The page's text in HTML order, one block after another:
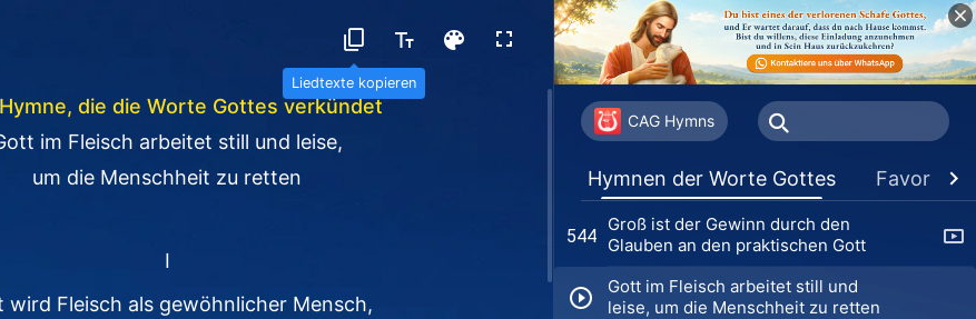
Liedtexte kopieren
die die Worte Gottes verkündet
im Fleisch arbeitet still und leise,
um die Menschheit zu retten
I
wird Fleisch als gewöhnlicher Mensch,
CAG Hymns
Hymnen der Worte Gottes Favoriten
will
538
Der Glaube des Menschen an Gott
ist ein erbärmlicher Anblick
540 Das wertvollste Opfer an Gott
541 So lange du Gott nicht verlässt
544
Groß ist der Gewinn durch den
Glauben an den praktischen Gott
Gott im Fleisch arbeitet still und
leise, um die Menschheit zu retten